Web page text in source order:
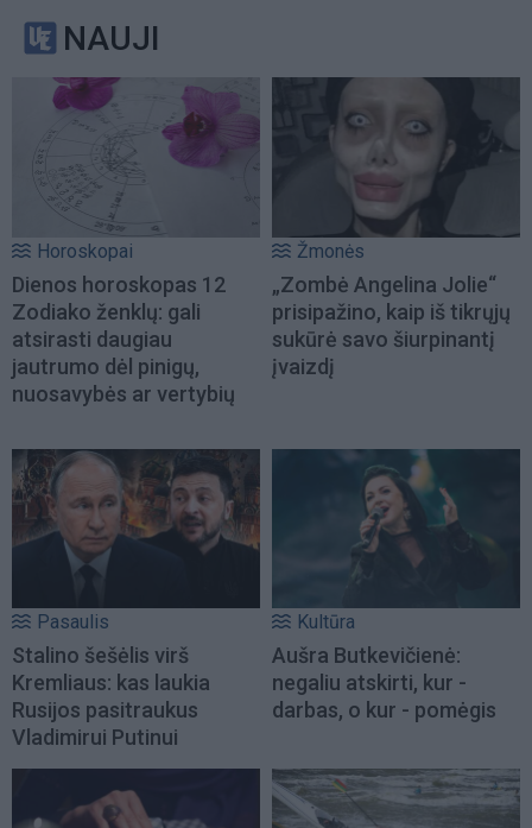
NAUJI
Horoskopai
Dienos horoskopas 12
Zodiako ženklų: gali
atsirasti daugiau
jautrumo dėl pinigų,
nuosavybės ar vertybių
Žmonės
„Zombė Angelina Jolie“
prisipažino, kaip iš tikrųjų
sukūrė savo šiurpinantį
įvaizdį
Pasaulis
Stalino šešėlis virš
Kremliaus: kas laukia
Rusijos pasitraukus
Vladimirui Putinui
Kultūra
Aušra Butkevičienė:
negaliu atskirti, kur -
darbas, o kur - pomėgis